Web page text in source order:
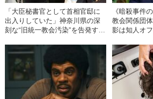
「大臣秘書官として首相官邸に
出入りしていた」神奈川県の深
刻な“旧統一教会汚染”を告発する
《暗殺事件
教会関係団
影は知人オ